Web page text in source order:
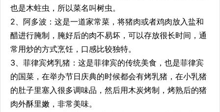
也是木蛀虫，所以菜名叫树虫。
2、阿多波：这是一道家常菜，将猪肉或者鸡肉放入盐和
醋进行腌制，腌好后的肉不易坏，可以存放很长时间，通
常用炒的方式烹饪，口感比较独特。
3、菲律宾烤乳猪：这是菲律宾的传统美食，也是菲律宾
的国菜，在举办节日庆典的时候都会有烤乳猪，在小乳猪
的肚子里塞入很多调味品，然后用木炭烤制，烤熟后的猪
肉外酥里嫩，非常美味。